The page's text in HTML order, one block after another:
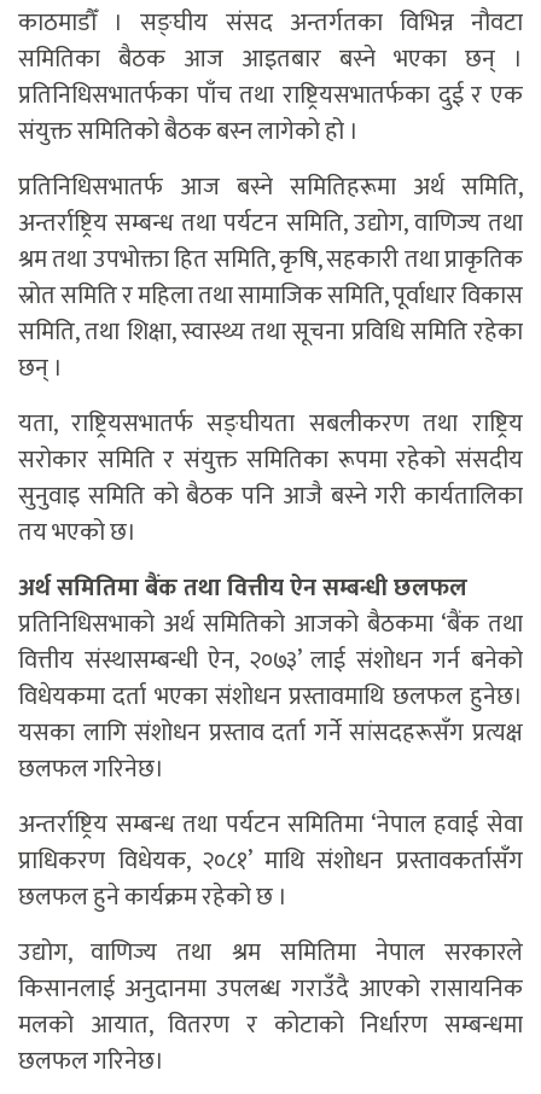
काठमाडौँ । सङ्घीय संसद अन्तर्गतका विभिन्न नौवटा
समितिका बैठक आज आइतबार बस्ने भएका छन् ।
प्रतिनिधिसभातर्फका पाँच तथा राष्ट्रियसभातर्फका दुई र एक
संयुक्त समितिको बैठक बस्न लागेको हो ।
प्रतिनिधिसभातर्फ आज बस्ने समितिहरूमा अर्थ समिति,
अन्तर्राष्ट्रिय सम्बन्ध तथा पर्यटन समिति, उद्योग, वाणिज्य तथा
श्रम तथा उपभोक्ता हित समिति, कृषि, सहकारी तथा प्राकृतिक
स्रोत समिति र महिला तथा सामाजिक समिति, पूर्वाधार विकास
समिति, तथा शिक्षा, स्वास्थ्य तथा सूचना प्रविधि समिति रहेका
छन् ।
यता, राष्ट्रियसभातर्फ सङ्घीयता सबलीकरण तथा राष्ट्रिय
सरोकार समिति र संयुक्त समितिका रूपमा रहेको संसदीय
सुनुवाइ समिति को बैठक पनि आजै बस्ने गरी कार्यतालिका
तय भएको छ।
अर्थ समितिमा बैंक तथा वित्तीय ऐन सम्बन्धी छलफल
प्रतिनिधिसभाको अर्थ समितिको आजको बैठकमा ‘बैंक तथा
वित्तीय संस्थासम्बन्धी ऐन, २०७३’ लाई संशोधन गर्न बनेको
विधेयकमा दर्ता भएका संशोधन प्रस्तावमाथि छलफल हुनेछ।
यसका लागि संशोधन प्रस्ताव दर्ता गर्ने सांसदहरूसँग प्रत्यक्ष
छलफल गरिनेछ।
अन्तर्राष्ट्रिय सम्बन्ध तथा पर्यटन समितिमा ‘नेपाल हवाई सेवा
प्राधिकरण विधेयक, २०८१’ माथि संशोधन प्रस्तावकर्तासँग
छलफल हुने कार्यक्रम रहेको छ ।
उद्योग, वाणिज्य तथा श्रम समितिमा नेपाल सरकारले
किसानलाई अनुदानमा उपलब्ध गराउँदै आएको रासायनिक
मलको आयात, वितरण र कोटाको निर्धारण सम्बन्धमा
छलफल गरिनेछ।